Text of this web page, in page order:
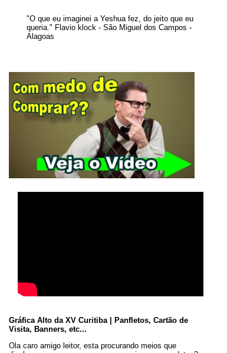
"O que eu imaginei a Yeshua fez, do jeito que eu
queria." Flavio klock - São Miguel dos Campos -
Alagoas
Gráfica Alto da XV Curitiba | Panfletos, Cartão de
Visita, Banners, etc...
Ola caro amigo leitor, esta procurando meios que